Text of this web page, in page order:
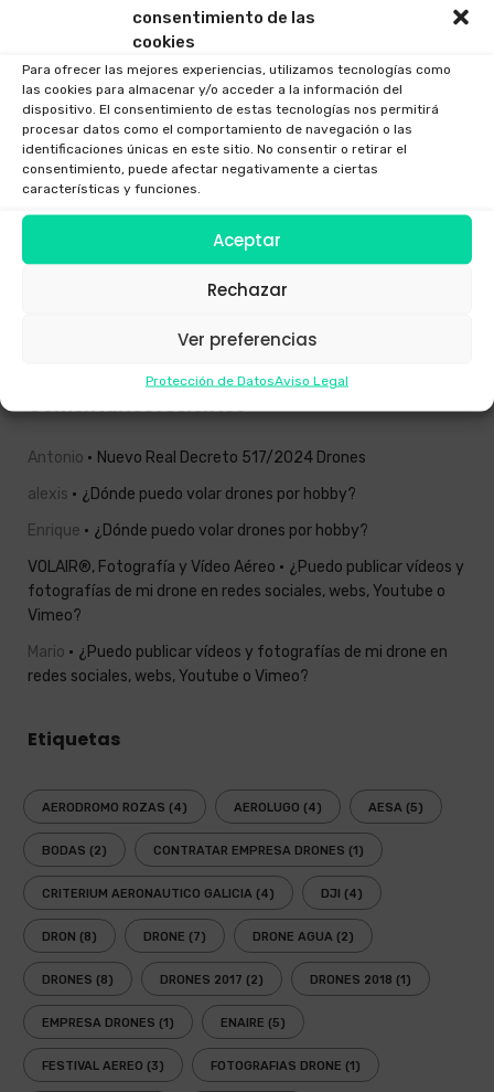
consentimiento de las
cookies
Para ofrecer las mejores experiencias, utilizamos tecnologías como
las cookies para almacenar y/o acceder a la información del
dispositivo. El consentimiento de estas tecnologías nos permitirá
procesar datos como el comportamiento de navegación o las
identificaciones únicas en este sitio. No consentir o retirar el
consentimiento, puede afectar negativamente a ciertas
características y funciones.
Aceptar
Rechazar
Ver preferencias
Protección de DatosAviso Legal
Novedades Sector
Entradas recientes
Impacto ambiental positivo del uso de drones en Galicia
¿Dónde se puede volar un dron en Galicia legalmente?
Inspecciones técnicas con drones en Galicia: seguridad,
rapidez y ahorro
Cómo operamos drones en zonas urbanas de Galicia
Nuevo Real Decreto 517/2024 Drones
Comentarios recientes
Antonio
Nuevo Real Decreto 517/2024 Drones
alexis
¿Dónde puedo volar drones por hobby?
Enrique
¿Dónde puedo volar drones por hobby?
VOLAIR®, Fotografía y Vídeo Aéreo
¿Puedo publicar vídeos y
fotografías de mi drone en redes sociales, webs, Youtube o
Vimeo?
Mario
¿Puedo publicar vídeos y fotografías de mi drone en
redes sociales, webs, Youtube o Vimeo?
Etiquetas
AERODROMO ROZAS (4) AEROLUGO (4) AESA (5)
BODAS (2) CONTRATAR EMPRESA DRONES (1)
CRITERIUM AERONAUTICO GALICIA (4) DJI (4)
DRON (8) DRONE (7) DRONE AGUA (2)
DRONES (8) DRONES 2017 (2) DRONES 2018 (1)
EMPRESA DRONES (1) ENAIRE (5)
FESTIVAL AEREO (3) FOTOGRAFIAS DRONE (1)